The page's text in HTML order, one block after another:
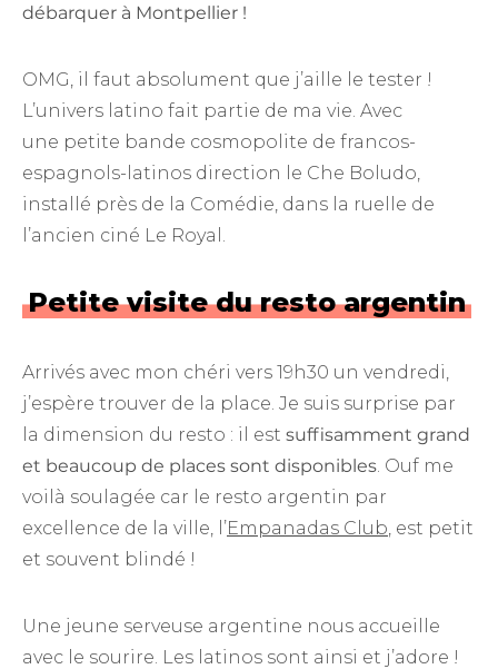
débarquer à Montpellier !
OMG, il faut absolument que j’aille le tester !
L’univers latino fait partie de ma vie. Avec
une petite bande cosmopolite de francos-
espagnols-latinos direction le Che Boludo,
installé près de la Comédie, dans la ruelle de
l’ancien ciné Le Royal.
Petite visite du resto argentin
Arrivés avec mon chéri vers 19h30 un vendredi,
j’espère trouver de la place. Je suis surprise par
la dimension du resto : il est suffisamment grand
et beaucoup de places sont disponibles . Ouf me
voilà soulagée car le resto argentin par
excellence de la ville, l’Empanadas Club , est petit
et souvent blindé !
Une jeune serveuse argentine nous accueille
avec le sourire. Les latinos sont ainsi et j’adore !